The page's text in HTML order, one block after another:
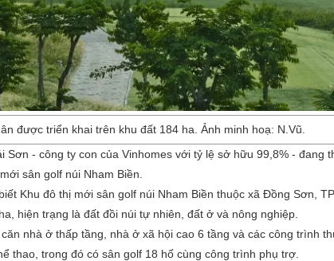
được triển khai trên khu đất 184 ha. Ảnh minh hoạ: N.Vũ.
Sơn - công ty con của Vinhomes với tỷ lệ sở hữu 99,8% - đang
sân golf núi Nham Biền.
Khu đô thị mới sân golf núi Nham Biền thuộc xã Đồng Sơn,
hiện trạng là đất đồi núi tự nhiên, đất ở và nông nghiệp.
nhà ở thấp tầng, nhà ở xã hội cao 6 tầng và các công trình
thao, trong đó có sân golf 18 hố cùng công trình phụ trợ.